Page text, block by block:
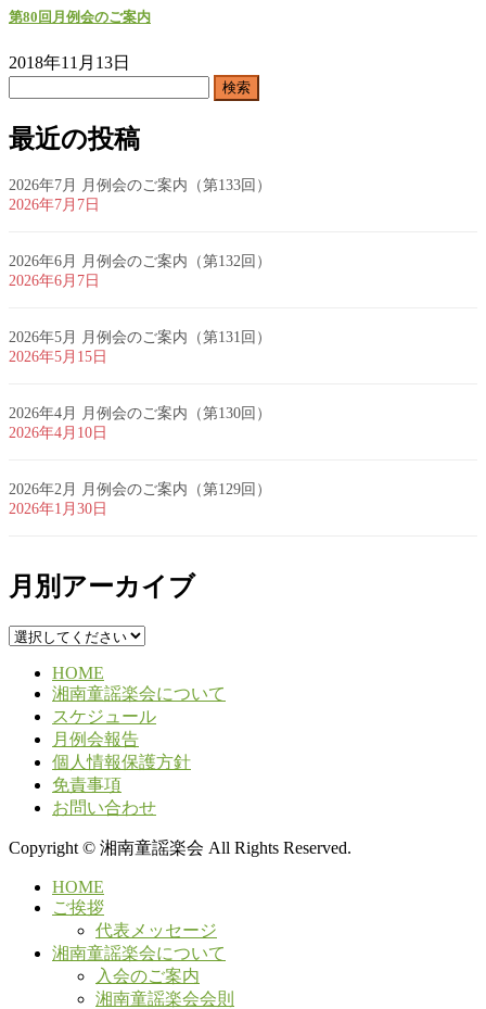
第80回月例会のご案内
2018年11月13日
最近の投稿
2026年7月 月例会のご案内（第133回）
2026年7月7日
2026年6月 月例会のご案内（第132回）
2026年6月7日
2026年5月 月例会のご案内（第131回）
2026年5月15日
2026年4月 月例会のご案内（第130回）
2026年4月10日
2026年2月 月例会のご案内（第129回）
2026年1月30日
月別アーカイブ
HOME
湘南童謡楽会について
スケジュール
月例会報告
個人情報保護方針
免責事項
お問い合わせ
Copyright © 湘南童謡楽会 All Rights Reserved.
HOME
ご挨拶
代表メッセージ
湘南童謡楽会について
入会のご案内
湘南童謡楽会会則